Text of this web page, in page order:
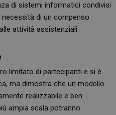
di sistemi informatici condivisi
di un compenso
attività assistenziali.
limitato di partecipanti e si è
ma dimostra che un modello
realizzabile e ben
ampia scala potranno